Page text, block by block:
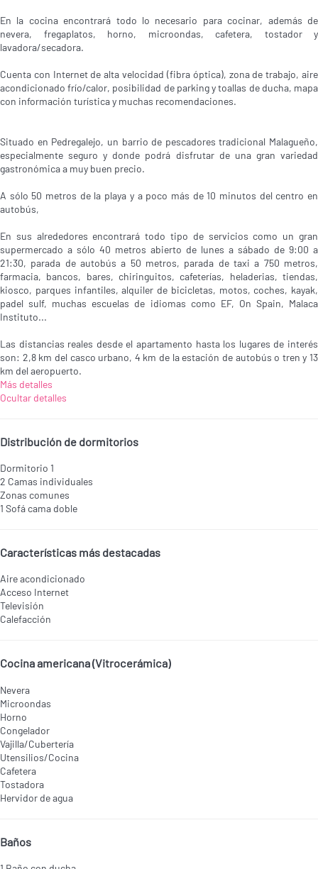
En la cocina encontrará todo lo necesario para cocinar, además de
nevera, fregaplatos, horno, microondas, cafetera, tostador y
lavadora/secadora.
Cuenta con Internet de alta velocidad (fibra óptica), zona de trabajo, aire
acondicionado frío/calor, posibilidad de parking y toallas de ducha, mapa
con información turística y muchas recomendaciones.
Situado en Pedregalejo, un barrio de pescadores tradicional Malagueño,
especialmente seguro y donde podrá disfrutar de una gran variedad
gastronómica a muy buen precio.
A sólo 50 metros de la playa y a poco más de 10 minutos del centro en
autobús,
En sus alrededores encontrará todo tipo de servicios como un gran
supermercado a sólo 40 metros abierto de lunes a sábado de 9:00 a
21:30, parada de autobús a 50 metros, parada de taxi a 750 metros,
farmacia, bancos, bares, chiringuitos, cafeterías, heladerias, tiendas,
kiosco, parques infantiles, alquiler de bicicletas, motos, coches, kayak,
padel sulf, muchas escuelas de idiomas como EF, On Spain, Malaca
Instituto...
Las distancias reales desde el apartamento hasta los lugares de interés
son: 2,8 km del casco urbano, 4 km de la estación de autobús o tren y 13
km del aeropuerto.
Más detalles
Ocultar detalles
Distribución de dormitorios
Dormitorio 1
2 Camas individuales
Zonas comunes
1 Sofá cama doble
Características más destacadas
Aire acondicionado
Acceso Internet
Televisión
Calefacción
Cocina americana (Vitrocerámica)
Nevera
Microondas
Horno
Congelador
Vajilla/Cubertería
Utensilios/Cocina
Cafetera
Tostadora
Hervidor de agua
Baños